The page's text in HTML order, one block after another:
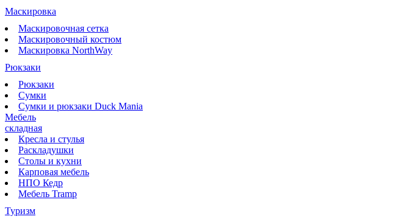
Маскировка
Маскировочная сетка
Маскировочный костюм
Маскировка NorthWay
Рюкзаки
Рюкзаки
Сумки
Сумки и рюкзаки Duck Mania
Мебель
складная
Кресла и стулья
Раскладушки
Столы и кухни
Карповая мебель
НПО Кедр
Мебель Tramp
Туризм